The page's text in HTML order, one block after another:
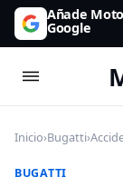
Añade
Google
Inicio›Bugatti›
BUGATTI